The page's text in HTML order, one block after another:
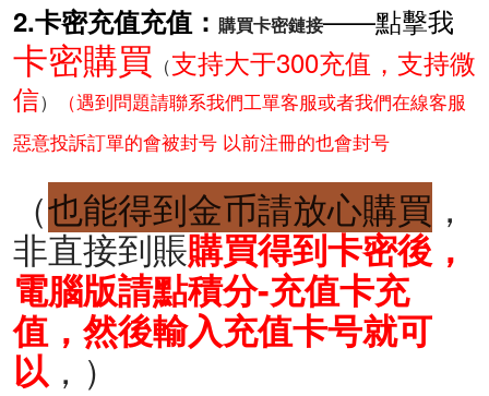
2.卡密充值充值： 購買卡密鏈接——點擊我
卡密購買 （支持大于300充值，支持微
信）
（遇到問題請聯系我們工單客服或者我們在線客服
惡意投訴訂單的會被封号 以前注冊的也會封号
（也能得到金币請放心購買 ，
非直接到賬購買得到卡密後，
電腦版請點積分-充值卡充
值，然後輸入充值卡号就可
以 ，）